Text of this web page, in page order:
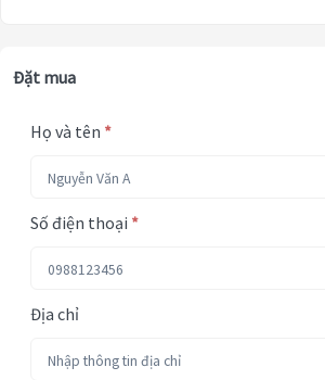
Đặt mua
Họ và tên *
Số điện thoại *
Địa chỉ